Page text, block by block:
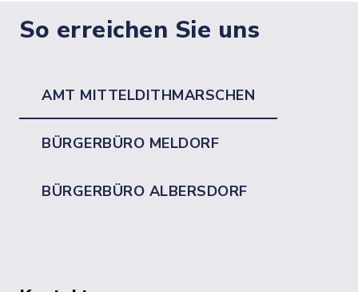
So erreichen Sie uns
AMT MITTELDITHMARSCHEN
BÜRGERBÜRO MELDORF
BÜRGERBÜRO ALBERSDORF